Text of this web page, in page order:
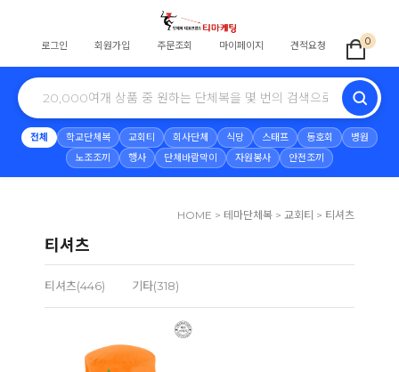
로그인 회원가입 주문조회 마이페이지 견적요청 0
전체 학교단체복 교회티 회사단체 식당 스태프 동호회
병원
노조조끼
행사 단체바람막이 자원봉사 안전조끼
HOME > 테마단체복 > 교회티 > 티셔츠
티셔츠
티셔츠(446) 기타(318)